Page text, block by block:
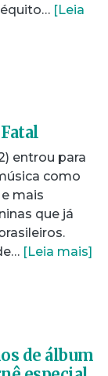
[Leia
entrou para
como
mais
que já
[Leia mais]
de álbum